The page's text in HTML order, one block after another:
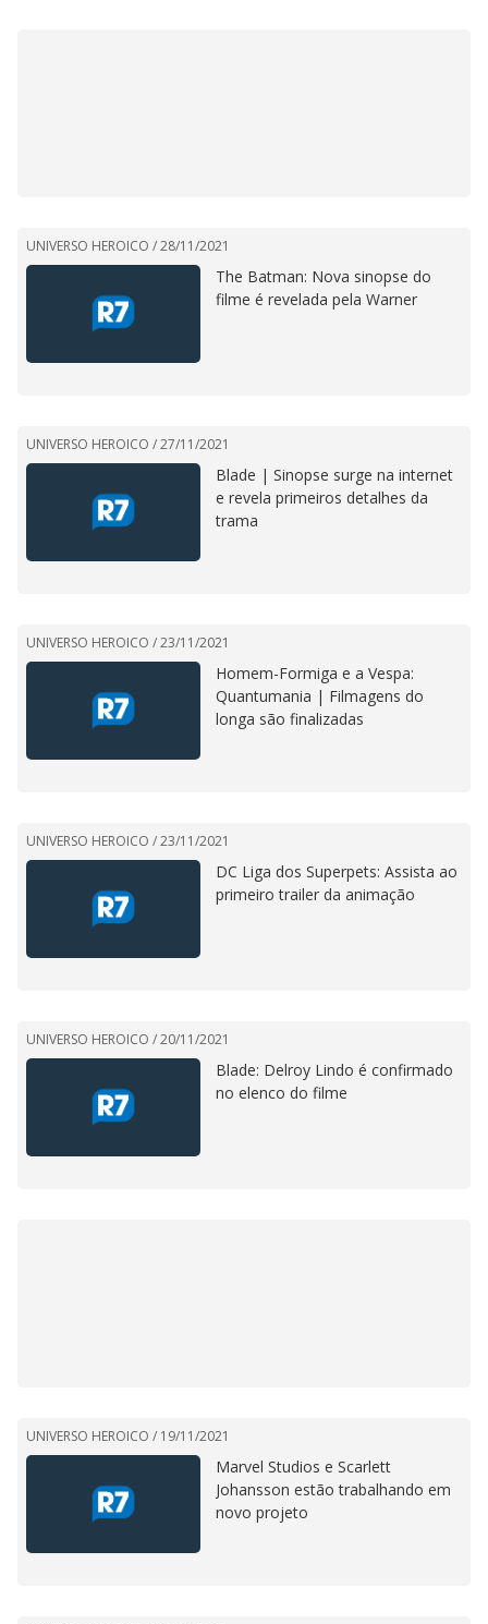
UNIVERSO HEROICO /28/11/2021
The Batman: Nova sinopse do
filme é revelada pela Warner
UNIVERSO HEROICO /27/11/2021
Blade | Sinopse surge na internet
e revela primeiros detalhes da
trama
UNIVERSO HEROICO /23/11/2021
Homem-Formiga e a Vespa:
Quantumania | Filmagens do
longa são finalizadas
UNIVERSO HEROICO /23/11/2021
DC Liga dos Superpets: Assista ao
primeiro trailer da animação
UNIVERSO HEROICO /20/11/2021
Blade: Delroy Lindo é confirmado
no elenco do filme
UNIVERSO HEROICO / 19/11/2021
Marvel Studios e Scarlett
Johansson estão trabalhando em
novo projeto